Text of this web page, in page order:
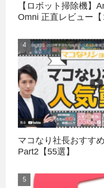
【ロボット掃除機】
Omni 正直レビュー【
マコなり社長おすす
Part2【55選】